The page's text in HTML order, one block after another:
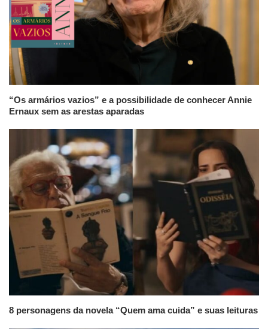
“Os armários vazios” e a possibilidade de conhecer Annie
Ernaux sem as arestas aparadas
8 personagens da novela “Quem ama cuida” e suas leituras